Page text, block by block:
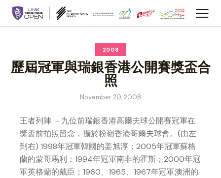
2008
歷屆冠軍與瑞銀香港公開賽獎盃合
照
November 20, 2008
王者列陣 －九位前瑞銀香港高爾夫球公開賽冠軍在
獎盃前拍照留念，攝於粉嶺香港哥爾夫球會。(由左
到右) 1998年冠軍韓國的姜旭淳；2005年冠軍蘇格
蘭的蒙哥馬利；1994年冠軍南非的霍斯；2000年冠
軍英格蘭的戴臣；1960、1965、1967年冠軍澳洲的